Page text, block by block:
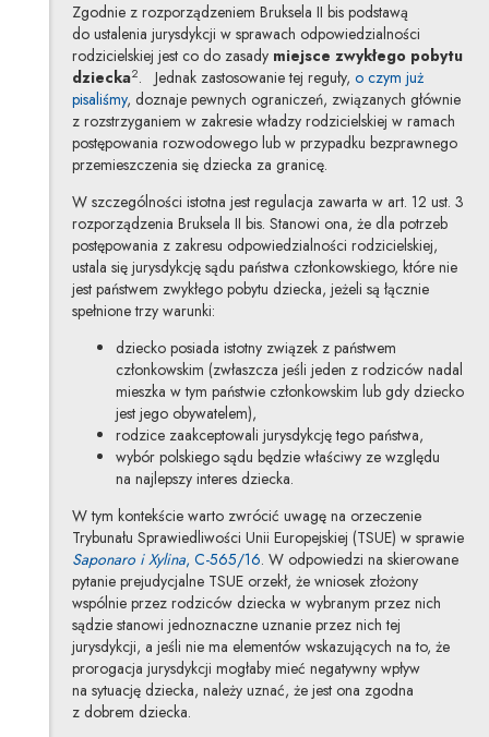
Zgodnie z rozporządzeniem Bruksela II bis podstawą
do ustalenia jurysdykcji w sprawach odpowiedzialności
rodzicielskiej jest co do zasady miejsce zwykłego pobytu
dziecka2. Jednak zastosowanie tej reguły, o czym już
pisaliśmy, doznaje pewnych ograniczeń, związanych głównie
z rozstrzyganiem w zakresie władzy rodzicielskiej w ramach
postępowania rozwodowego lub w przypadku bezprawnego
przemieszczenia się dziecka za granicę.
W szczególności istotna jest regulacja zawarta w art. 12 ust. 3
rozporządzenia Bruksela II bis. Stanowi ona, że dla potrzeb
postępowania z zakresu odpowiedzialności rodzicielskiej,
ustala się jurysdykcję sądu państwa członkowskiego, które nie
jest państwem zwykłego pobytu dziecka, jeżeli są łącznie
spełnione trzy warunki:
dziecko posiada istotny związek z państwem
członkowskim (zwłaszcza jeśli jeden z rodziców nadal
mieszka w tym państwie członkowskim lub gdy dziecko
jest jego obywatelem),
rodzice zaakceptowali jurysdykcję tego państwa,
wybór polskiego sądu będzie właściwy ze względu
na najlepszy interes dziecka.
W tym kontekście warto zwrócić uwagę na orzeczenie
Trybunału Sprawiedliwości Unii Europejskiej (TSUE) w sprawie
Saponaro i Xylina, C-565/16Uwaga, link zostanie otwarty w
. W odpowiedzi na skierowane
pytanie prejudycjalne TSUE orzekł, że wniosek złożony
wspólnie przez rodziców dziecka w wybranym przez nich
sądzie stanowi jednoznaczne uznanie przez nich tej
jurysdykcji, a jeśli nie ma elementów wskazujących na to, że
prorogacja jurysdykcji mogłaby mieć negatywny wpływ
na sytuację dziecka, należy uznać, że jest ona zgodna
z dobrem dziecka.